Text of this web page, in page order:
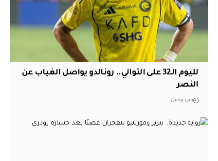
لليوم الـ32 على التوالي.. رونالدو يواصل الغياب عن
النصر
قبل يومين